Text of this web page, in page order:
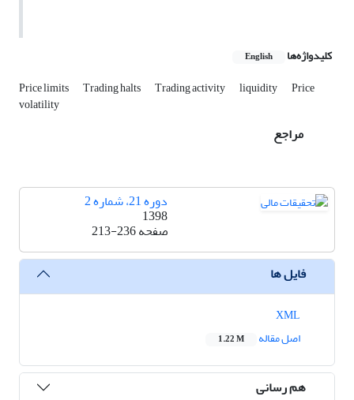
کلیدواژه‌ها English
Price limits Trading halts Trading activity liquidity Price
volatility
مراجع
دوره 21، شماره 2
1398
صفحه213-236
فایل ها
اصل مقاله
1.22 M
هم رسانی